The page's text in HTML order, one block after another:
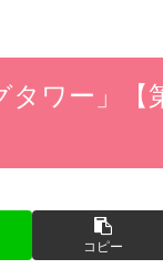
タワー」【
コピー